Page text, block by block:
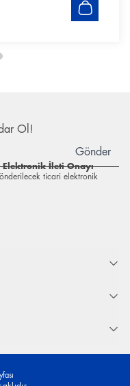
Ol!
Gönder
Elektronik İleti Onayı
ticari elektronik